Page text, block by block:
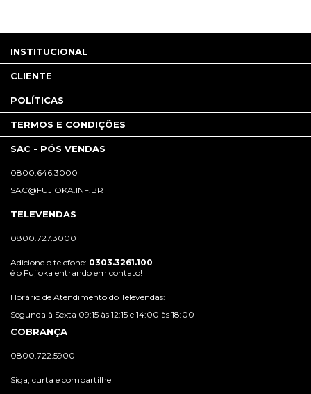
INSTITUCIONAL
CLIENTE
POLÍTICAS
TERMOS E CONDIÇÕES
SAC - PÓS VENDAS
0800.646.3000
SAC@FUJIOKA.INF.BR
TELEVENDAS
0800.727.3000
Adicione o telefone: 0303.3261.100
é o Fujioka entrando em contato!
Horário de Atendimento do Televendas:
Segunda à Sexta 09:15 às 12:15 e 14:00 às 18:00
COBRANÇA
0800.722.5900
Siga, curta e compartilhe